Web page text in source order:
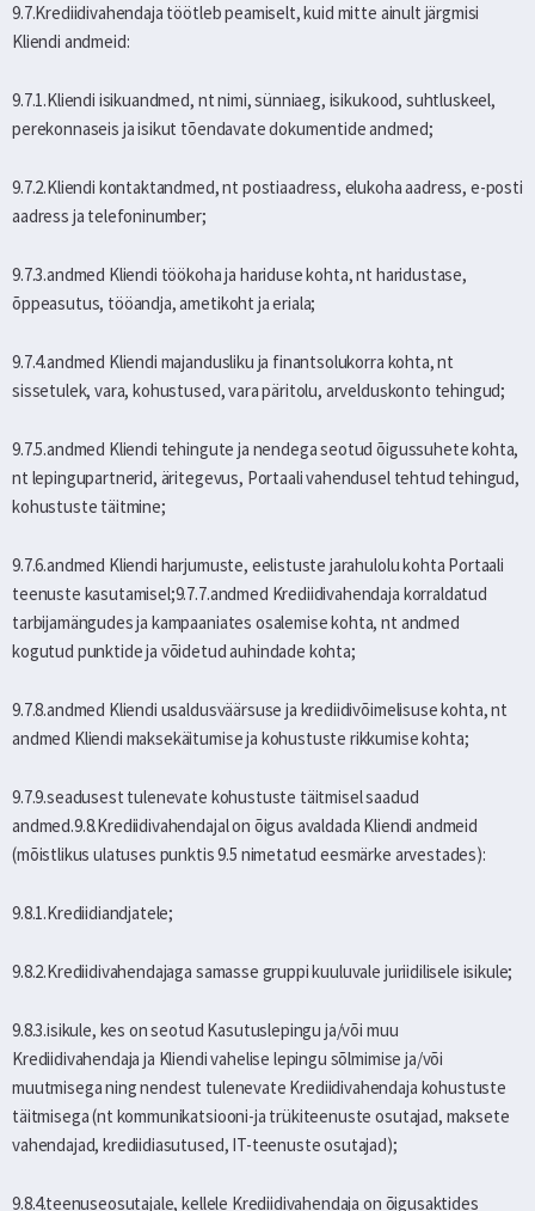
9.7.Krediidivahendaja töötleb peamiselt, kuid mitte ainult järgmisi
Kliendi andmeid:
9.7.1.Kliendi isikuandmed, nt nimi, sünniaeg, isikukood, suhtluskeel,
perekonnaseis ja isikut tõendavate dokumentide andmed;
9.7.2.Kliendi kontaktandmed, nt postiaadress, elukoha aadress, e-posti
aadress ja telefoninumber;
9.7.3.andmed Kliendi töökoha ja hariduse kohta, nt haridustase,
õppeasutus, tööandja, ametikoht ja eriala;
9.7.4.andmed Kliendi majandusliku ja finantsolukorra kohta, nt
sissetulek, vara, kohustused, vara päritolu, arvelduskonto tehingud;
9.7.5.andmed Kliendi tehingute ja nendega seotud õigussuhete kohta,
nt lepingupartnerid, äritegevus, Portaali vahendusel tehtud tehingud,
kohustuste täitmine;
9.7.6.andmed Kliendi harjumuste, eelistuste jarahulolu kohta Portaali
teenuste kasutamisel;9.7.7.andmed Krediidivahendaja korraldatud
tarbijamängudes ja kampaaniates osalemise kohta, nt andmed
kogutud punktide ja võidetud auhindade kohta;
9.7.8.andmed Kliendi usaldusväärsuse ja krediidivõimelisuse kohta, nt
andmed Kliendi maksekäitumise ja kohustuste rikkumise kohta;
9.7.9.seadusest tulenevate kohustuste täitmisel saadud
andmed.9.8.Krediidivahendajal on õigus avaldada Kliendi andmeid
(mõistlikus ulatuses punktis 9.5 nimetatud eesmärke arvestades):
9.8.1.Krediidiandjatele;
9.8.2.Krediidivahendajaga samasse gruppi kuuluvale juriidilisele isikule;
9.8.3.isikule, kes on seotud Kasutuslepingu ja/või muu
Krediidivahendaja ja Kliendi vahelise lepingu sõlmimise ja/või
muutmisega ning nendest tulenevate Krediidivahendaja kohustuste
täitmisega (nt kommunikatsiooni-ja trükiteenuste osutajad, maksete
vahendajad, krediidiasutused, IT-teenuste osutajad);
9.8.4.teenuseosutajale, kellele Krediidivahendaja on õigusaktides